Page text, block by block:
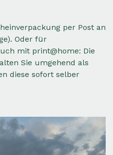
per Post an
Oder für
mit print@home: Die
Sie umgehend als
diese sofort selber